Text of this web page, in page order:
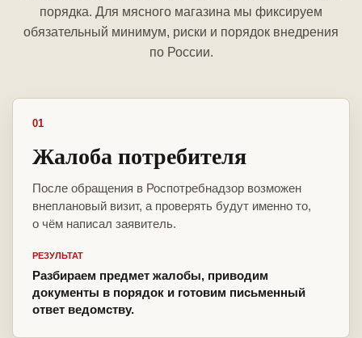
порядка. Для мясного магазина мы фиксируем
обязательный минимум, риски и порядок внедрения
по России.
01
Жалоба потребителя
После обращения в Роспотребнадзор возможен
внеплановый визит, а проверять будут именно то,
о чём написал заявитель.
РЕЗУЛЬТАТ
Разбираем предмет жалобы, приводим
документы в порядок и готовим письменный
ответ ведомству.